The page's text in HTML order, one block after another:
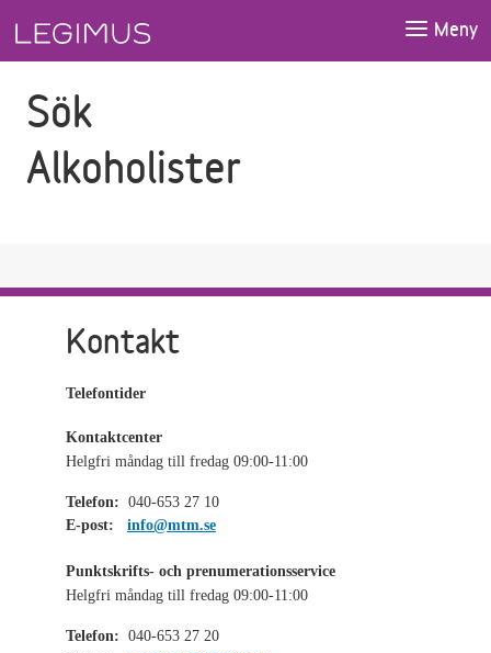
Meny
Sök
Alkoholister
Kontakt
Telefontider
Kontaktcenter
Helgfri måndag till fredag 09:00-11:00
Telefon: 040-653 27 10
E-post:
info@mtm.se
Punktskrifts- och prenumerationsservice
Helgfri måndag till fredag 09:00-11:00
Telefon: 040-653 27 20